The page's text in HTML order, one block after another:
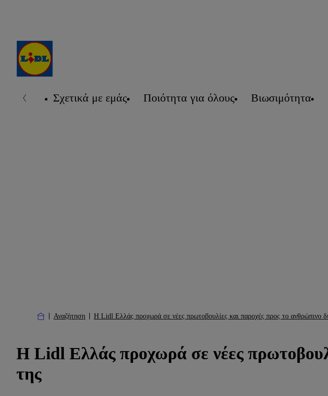
Σχετικά με εμάς Ποιότητα για όλους Βιωσιμότητα
Αναζήτηση Η Lidl Ελλάς προχωρά σε νέες πρωτοβουλίες και παροχές προς το ανθρώπινο
Η Lidl Ελλάς προχωρά σε νέες
της